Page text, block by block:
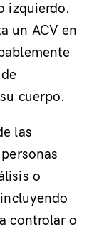
izquierdo.
un ACV en
cuerpo.
las
o
controlar o